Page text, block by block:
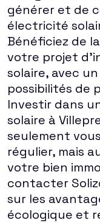
générer et de
électricité
Bénéficiez de
votre projet
solaire, avec
possibilités de
Investir dans
solaire à
seulement
régulier, mais
votre bien
contacter
sur les
écologique et